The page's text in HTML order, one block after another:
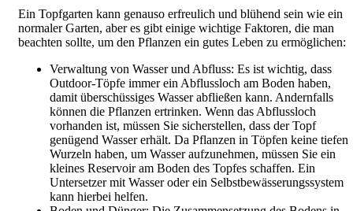
Ein Topfgarten kann genauso erfreulich und blühend sein wie ein
normaler Garten, aber es gibt einige wichtige Faktoren, die man
beachten sollte, um den Pflanzen ein gutes Leben zu ermöglichen:
Verwaltung von Wasser und Abfluss: Es ist wichtig, dass
Outdoor-Töpfe immer ein Abflussloch am Boden haben,
damit überschüssiges Wasser abfließen kann. Andernfalls
können die Pflanzen ertrinken. Wenn das Abflussloch
vorhanden ist, müssen Sie sicherstellen, dass der Topf
genügend Wasser erhält. Da Pflanzen in Töpfen keine tiefen
Wurzeln haben, um Wasser aufzunehmen, müssen Sie ein
kleines Reservoir am Boden des Topfes schaffen. Ein
Untersetzer mit Wasser oder ein Selbstbewässerungssystem
kann hierbei helfen.